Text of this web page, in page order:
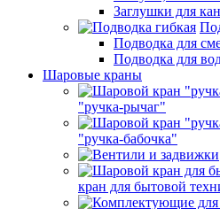
Заглушки для
Подводка для
Подводка для
Шаровые краны
"ручка-рычаг"
"ручка-бабочка"
кран для бытовой